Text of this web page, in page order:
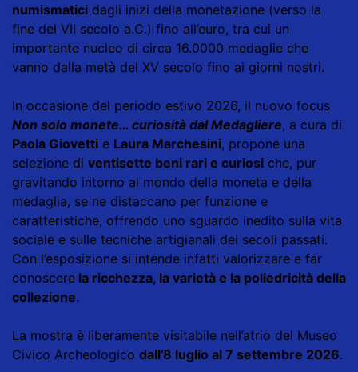
numismatici dagli inizi della monetazione (verso la
fine del VII secolo a.C.) fino all’euro, tra cui un
importante nucleo di circa 16.0000 medaglie che
vanno dalla metà del XV secolo fino ai giorni nostri.
In occasione del periodo estivo 2026, il nuovo focus
Non solo monete… curiosità dal Medagliere, a cura di
Paola Giovetti e Laura Marchesini, propone una
selezione di ventisette beni rari e curiosi che, pur
gravitando intorno al mondo della moneta e della
medaglia, se ne distaccano per funzione e
caratteristiche, offrendo uno sguardo inedito sulla vita
sociale e sulle tecniche artigianali dei secoli passati.
Con l’esposizione si intende infatti valorizzare e far
conoscere la ricchezza, la varietà e la poliedricità della
collezione.
La mostra è liberamente visitabile nell’atrio del Museo
Civico Archeologico dall’8 luglio al 7 settembre 2026.